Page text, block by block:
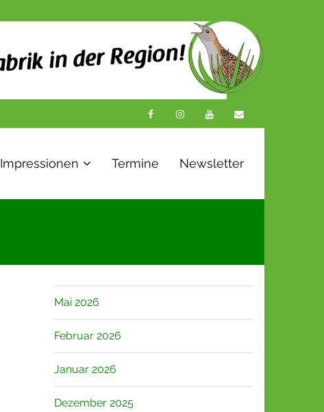
Impressionen Termine Newsletter
Mai 2026
Februar 2026
Januar 2026
Dezember 2025